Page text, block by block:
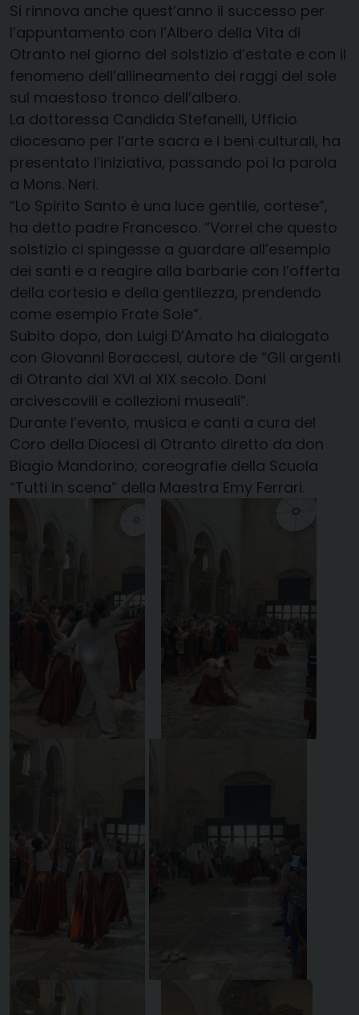
Si rinnova anche quest’anno il successo per
l’appuntamento con l’Albero della Vita di
Otranto nel giorno del solstizio d’estate e con il
fenomeno dell’allineamento dei raggi del sole
sul maestoso tronco dell’albero.
La dottoressa Candida Stefanelli, Ufficio
diocesano per l’arte sacra e i beni culturali, ha
presentato l’iniziativa, passando poi la parola
a Mons. Neri.
“Lo Spirito Santo è una luce gentile, cortese”,
ha detto padre Francesco. “Vorrei che questo
solstizio ci spingesse a guardare all’esempio
dei santi e a reagire alla barbarie con l’offerta
della cortesia e della gentilezza, prendendo
come esempio Frate Sole”.
Subito dopo, don Luigi D’Amato ha dialogato
con Giovanni Boraccesi, autore de “Gli argenti
di Otranto dal XVI al XIX secolo. Doni
arcivescovili e collezioni museali”.
Durante l’evento, musica e canti a cura del
Coro della Diocesi di Otranto diretto da don
Biagio Mandorino; coreografie della Scuola
“Tutti in scena” della Maestra Emy Ferrari.